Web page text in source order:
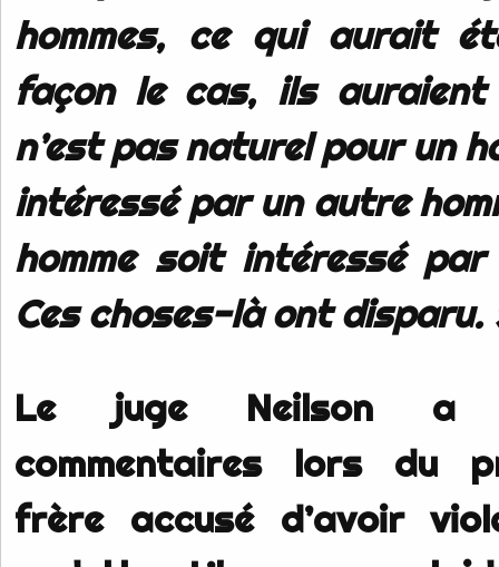
hommes, ce qui aurait
façon le cas, ils
n’est pas naturel pour un
intéressé par un autre
homme soit intéressé
Ces choses-là ont disparu.
Le juge Neilson
commentaires lors du
frère accusé d’avoir